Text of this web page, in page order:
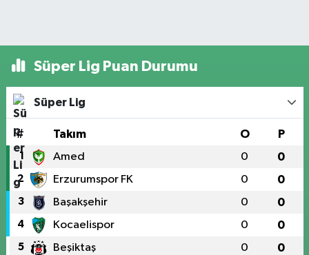
Süper Lig Puan Durumu
Süper Lig
# Takım O P
1 Amed 0 0
2 Erzurumspor FK 0 0
3 Başakşehir 0 0
4 Kocaelispor 0 0
5 Beşiktaş 0 0